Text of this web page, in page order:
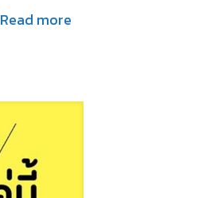
Read more